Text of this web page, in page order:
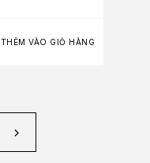
THÊM VÀO GIỎ HÀNG